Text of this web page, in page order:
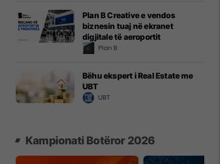
Plan B Creative e vendos
biznesin tuaj në ekranet
digjitale të aeroportit
Plan B
Bëhu ekspert i Real Estate me
UBT
UBT
Kampionati Botëror 2026